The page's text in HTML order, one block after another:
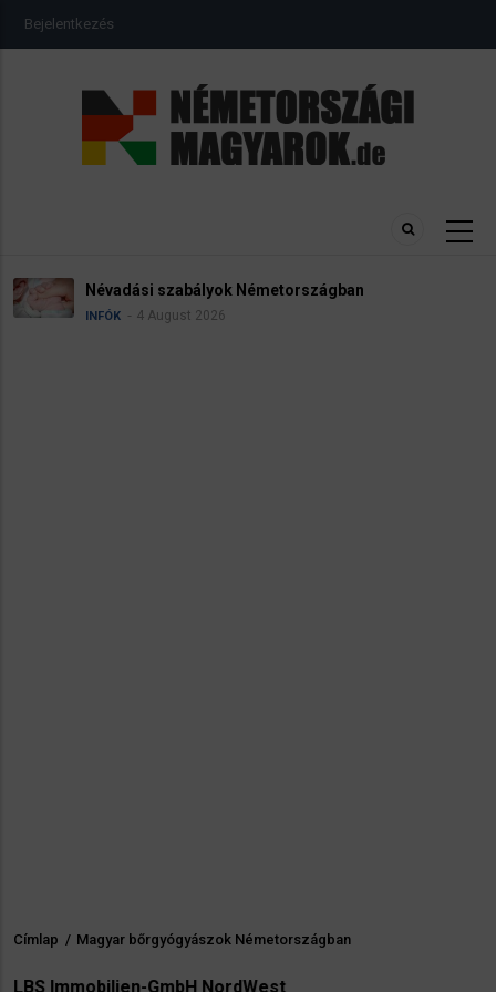
USER
ACCOUNT
Bejelentkezés
Névadási szabályok Németországban
INFÓK 4 August 2026
Morzsa
Címlap / Magyar bőrgyógyászok Németországban
LBS Immobilien-GmbH NordWest